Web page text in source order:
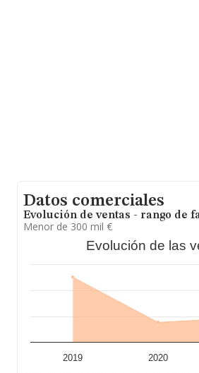
Datos comerciales
Evolución de ventas - rango de
Menor de 300 mil €
Evolución de las
2019 2020